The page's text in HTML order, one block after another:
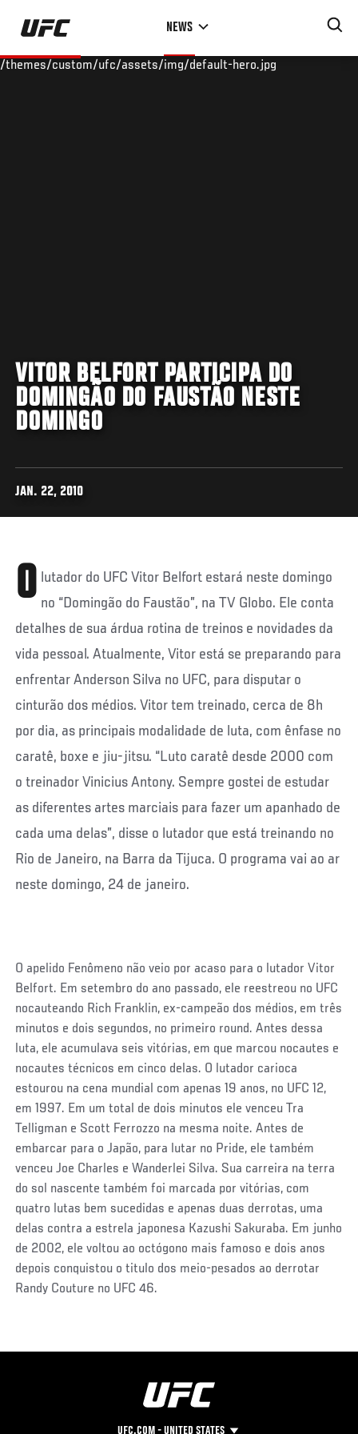
Skip
main
NEWS
/themes/custom/ufc/assets/img/default-hero.jpg
VITOR BELFORT PARTICIPA DO
DOMINGÃO DO FAUSTÃO NESTE
DOMINGO
JAN. 22, 2010
O lutador do UFC Vitor Belfort estará neste domingo
no “Domingão do Faustão”, na TV Globo. Ele conta
detalhes de sua árdua rotina de treinos e novidades da
vida pessoal. Atualmente, Vitor está se preparando para
enfrentar Anderson Silva no UFC, para disputar o
cinturão dos médios. Vitor tem treinado, cerca de 8h
por dia, as principais modalidade de luta, com ênfase no
caratê, boxe e jiu-jitsu. “Luto caratê desde 2000 com
o treinador Vinicius Antony. Sempre gostei de estudar
as diferentes artes marciais para fazer um apanhado de
cada uma delas”, disse o lutador que está treinando no
Rio de Janeiro, na Barra da Tijuca. O programa vai ao ar
neste domingo, 24 de janeiro.
O apelido Fenômeno não veio por acaso para o lutador Vitor
Belfort. Em setembro do ano passado, ele reestreou no UFC
nocauteando Rich Franklin, ex-campeão dos médios, em três
minutos e dois segundos, no primeiro round. Antes dessa
luta, ele acumulava seis vitórias, em que marcou nocautes e
nocautes técnicos em cinco delas. O lutador carioca
estourou na cena mundial com apenas 19 anos, no UFC 12,
em 1997. Em um total de dois minutos ele venceu Tra
Telligman e Scott Ferrozzo na mesma noite. Antes de
embarcar para o Japão, para lutar no Pride, ele também
venceu Joe Charles e Wanderlei Silva. Sua carreira na terra
do sol nascente também foi marcada por vitórias, com
quatro lutas bem sucedidas e apenas duas derrotas, uma
delas contra a estrela japonesa Kazushi Sakuraba. Em junho
de 2002, ele voltou ao octógono mais famoso e dois anos
depois conquistou o titulo dos meio-pesados ao derrotar
Randy Couture no UFC 46.
UFC.COM - UNITED STATES